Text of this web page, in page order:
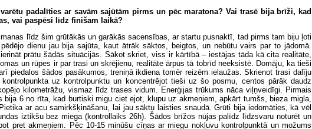
padalīties ar savām sajūtām pirms un pēc maratona? Vai trasē bija brīži, kad
vai paspēsi līdz finišam laikā?
līdz šim grūtākās un garākās sacensības, ar startu pusnaktī, tad pirms tam biju ļoti
dienu jau bija sajūta, kaut ātrāk sāktos, beigtos, un nebūtu vairs par to jādomā.
prātu šādās situācijās. Sākot skriet, viss ir kārtībā – iestājas tāda kā cita realitāte,
un rūpes ir par trasi un skrējienu, realitāte ārpus tā tobrīd neeksistē. Domāju, ka tieši
piedalos šādos pasākumos, treniņā ikdiena tomēr reizēm ielaužas. Skrienot trasi dalīju
uz kontrolpunktu un koncentrējot tieši uz šo posmu, centos pārāk daudz
kilometrāžu, vismaz līdz trases vidum. Enerģijas trūkums nāca viļņveidīgi. Pirmais
bija 6 no rīta, kad burtiski migu ciet ejot, klupu uz akmeņiem, apkārt tumšs, bieza migla,
ar acu samirkšķināšanu, lai jau sāktu laisties snaudā. Grūti bija iedomāties, kā vēl
iztikšu bez miega (kontrollaiks 26h). Šādos brīžos nūjas palīdz līdzsvaru noturēt un
pret akmeņiem. Pēc 10-15 minūšu cīņas ar miegu nokļuvu kontrolpunktā un možums